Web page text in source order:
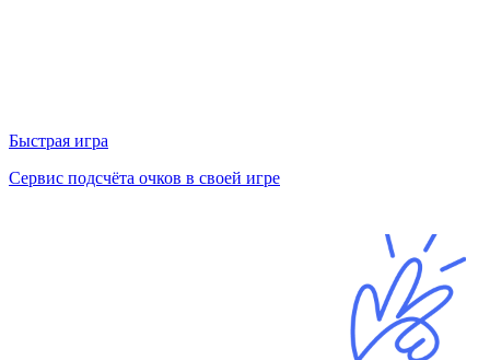
Быстрая игра
Сервис подсчёта очков в своей игре